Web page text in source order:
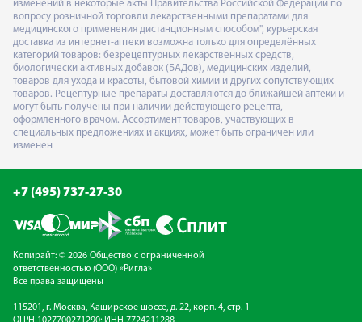
изменений в некоторые акты Правительства Российской Федерации по
вопросу розничной торговли лекарственными препаратами для
медицинского применения дистанционным способом", курьерская
доставка из интернет-аптеки возможна только для определённых
категорий товаров: безрецептурных лекарственных средств,
биологически активных добавок (БАДов), медицинских изделий,
товаров для ухода и красоты, бытовой химии и других сопутствующих
товаров. Рецептурные препараты доставляются до ближайшей аптеки и
могут быть получены при наличии действующего рецепта,
оформленного врачом. Ассортимент товаров, участвующих в
специальных предложениях и акциях, может быть ограничен или
изменен
+7 (495) 737-27-30
Копирайт: © 2026 Общество с ограниченной
ответственностью (ООО) «Ригла»
Все права защищены
115201, г. Москва, Каширское шоссе, д. 22, корп. 4, стр. 1